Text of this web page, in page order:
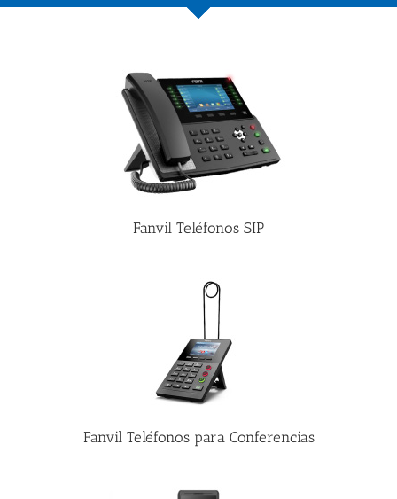
Fanvil Teléfonos SIP
Fanvil Teléfonos para Conferencias